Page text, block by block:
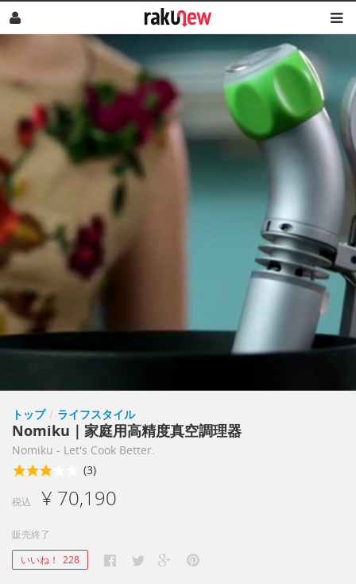
トップ / ライフスタイル
Nomiku｜家庭用高精度真空調理器
Nomiku - Let's Cook Better.
(3)
税込 ¥ 70,190
販売終了
いいね！ 228